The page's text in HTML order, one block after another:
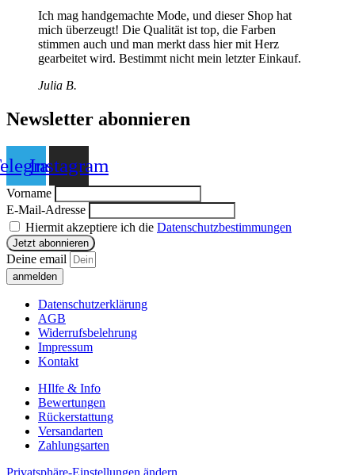
Ich mag handgemachte Mode, und dieser Shop hat
mich überzeugt! Die Qualität ist top, die Farben
stimmen auch und man merkt dass hier mit Herz
gearbeitet wird. Bestimmt nicht mein letzter Einkauf.
Julia B.
Newsletter abonnieren
Instagram
Vorname
E-Mail-Adresse
Hiermit akzeptiere ich die Datenschutzbestimmungen
Deine email
anmelden
Datenschutzerklärung
AGB
Widerrufsbelehrung
Impressum
Kontakt
HIlfe & Info
Bewertungen
Rückerstattung
Versandarten
Zahlungsarten
Privatsphäre-Einstellungen ändern